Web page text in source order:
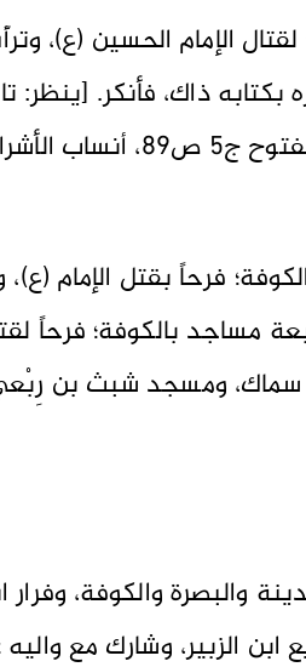
الإمام الحسين (ع)،
بكتابه ذاك، فأنكر. [ينظر:
فرحاً بقتل الإمام (ع)،
مساجد بالكوفة؛ فرحاً
ومسجد شبث بن
والبصرة والكوفة، وفرار
الزبير، وشارك مع